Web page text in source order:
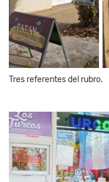
Tres referentes del rubro.